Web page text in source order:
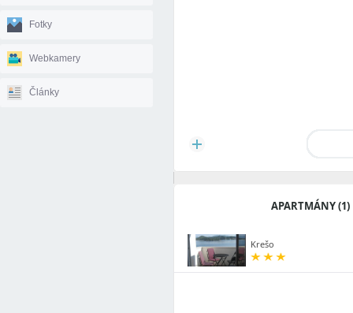
Fotky
Webkamery
Články
APARTMÁNY (1)
Krešo